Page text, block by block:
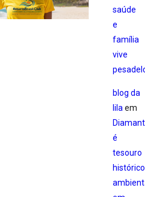
saúde
e
família
vive
blog da
lila em
é
tesouro
histórico